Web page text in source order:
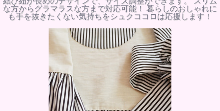
な方からグラマラスな方まで対応可能！ 暮らしのおしゃれに
も手を抜きたくない気持ちをシュクココロは応援します！